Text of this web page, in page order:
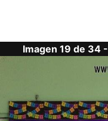
Imagen 19 de 34 -